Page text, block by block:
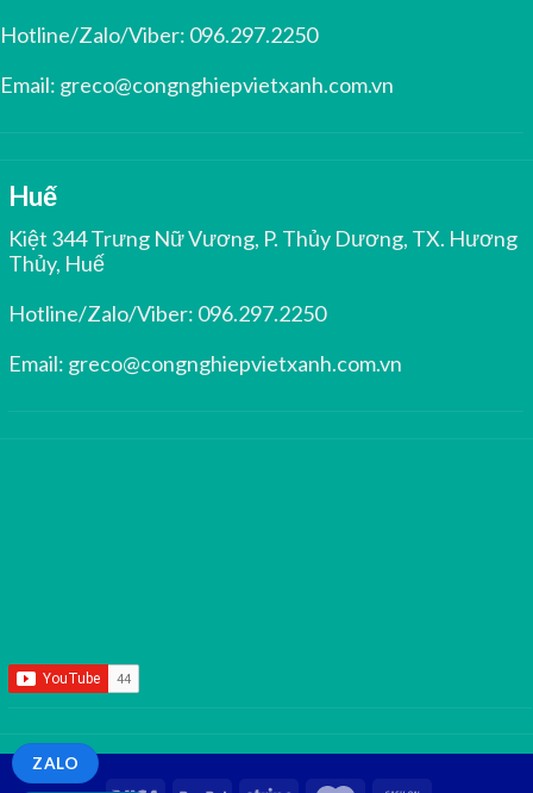
ZALO
Hotline/Zalo/Viber: 096.297.2250
Email: greco@congnghiepvietxanh.com.vn
Huế
Kiệt 344 Trưng Nữ Vương, P. Thủy Dương, TX. Hương
Thủy, Huế
Hotline/Zalo/Viber: 096.297.2250
Email: greco@congnghiepvietxanh.com.vn